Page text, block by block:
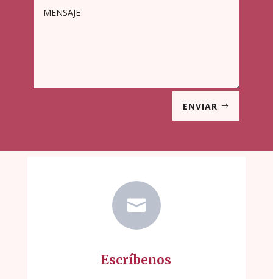
ENVIAR

Escríbenos